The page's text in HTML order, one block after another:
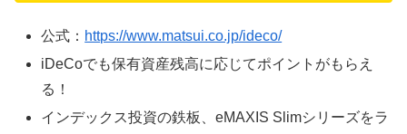
公式： https://www.matsui.co.jp/ideco/
iDeCoでも保有資産残高に応じてポイントがもらえ
る！
インデックス投資の鉄板、eMAXIS Slimシリーズをラ